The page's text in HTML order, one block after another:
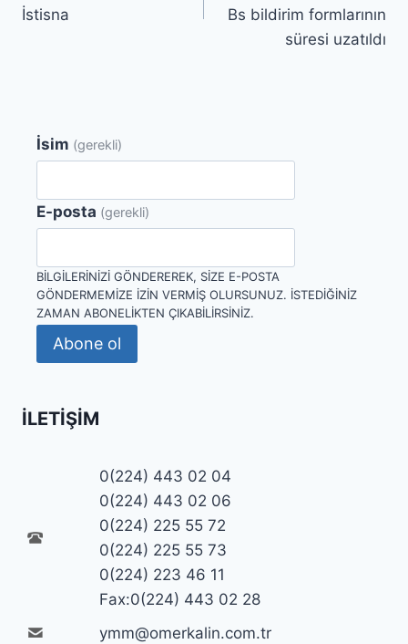
İstisna
Bs bildirim formlarının
süresi uzatıldı
İsim (gerekli)
E-posta (gerekli)
BILGILERINIZI GÖNDEREREK, SIZE E-POSTA
GÖNDERMEMIZE IZIN VERMIŞ OLURSUNUZ. İSTEDIĞINIZ
ZAMAN ABONELIKTEN ÇIKABILIRSINIZ.
Abone ol
İLETIŞIM
0(224) 443 02 04
0(224) 443 02 06
0(224) 225 55 72
0(224) 225 55 73
0(224) 223 46 11
Fax:0(224) 443 02 28
ymm@omerkalin.com.tr